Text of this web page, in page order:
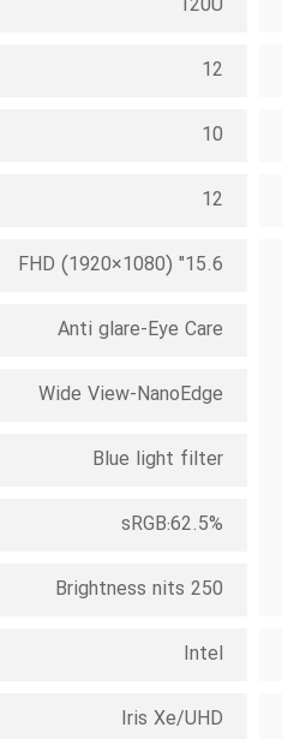
12
10
12
15.6" FHD (1920×1080)
Anti glare-Eye Care
Wide View-NanoEdge
Blue light filter
sRGB:62.5%
Brightness nits 250
Intel
Iris Xe/UHD